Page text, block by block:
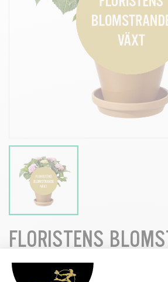
FLORISTENS
VÄXT MELLAN